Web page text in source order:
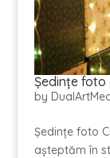
Ședințe foto
by
Ședințe foto
așteptăm în